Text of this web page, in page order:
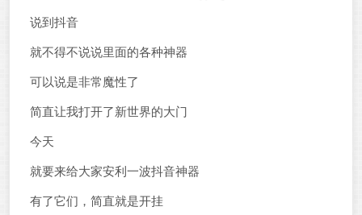
说到抖音
就不得不说说里面的各种神器
可以说是非常魔性了
简直让我打开了新世界的大门
今天
就要来给大家安利一波抖音神器
有了它们，简直就是开挂